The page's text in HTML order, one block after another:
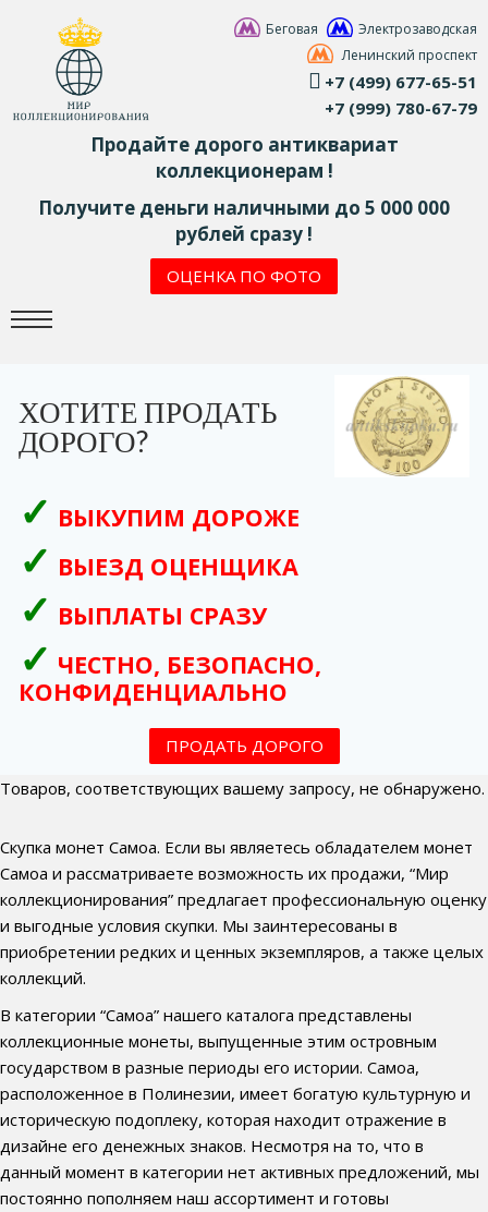
Беговая
Электрозаводская
Ленинский проспект
+7 (499) 677-65-51
+7 (999) 780-67-79
Продайте дорого антиквариат
коллекционерам !
Получите деньги наличными до 5 000 000
рублей сразу !
ОЦЕНКА ПО ФОТО
ХОТИТЕ ПРОДАТЬ
ДОРОГО?
ВЫКУПИМ ДОРОЖЕ
ВЫЕЗД ОЦЕНЩИКА
ВЫПЛАТЫ СРАЗУ
ЧЕСТНО, БЕЗОПАСНО,
КОНФИДЕНЦИАЛЬНО
ПРОДАТЬ ДОРОГО
Товаров, соответствующих вашему запросу, не обнаружено.
Скупка монет Самоа. Если вы являетесь обладателем монет
Самоа и рассматриваете возможность их продажи, “Мир
коллекционирования” предлагает профессиональную оценку
и выгодные условия скупки. Мы заинтересованы в
приобретении редких и ценных экземпляров, а также целых
коллекций.
В категории “Самоа” нашего каталога представлены
коллекционные монеты, выпущенные этим островным
государством в разные периоды его истории. Самоа,
расположенное в Полинезии, имеет богатую культурную и
историческую подоплеку, которая находит отражение в
дизайне его денежных знаков. Несмотря на то, что в
данный момент в категории нет активных предложений, мы
постоянно пополняем наш ассортимент и готовы